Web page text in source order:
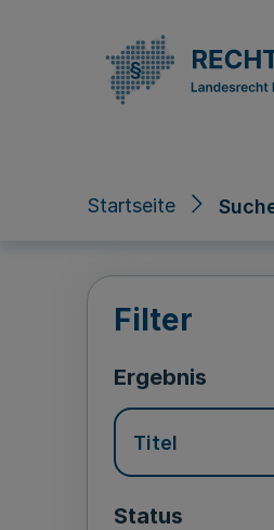
Startseite
Filter
Ergebnis
Titel
Status